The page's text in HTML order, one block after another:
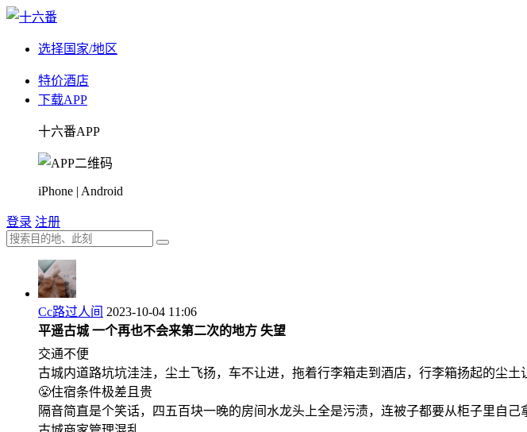
选择国家/地区
特价酒店
下载APP
十六番APP
iPhone | Android
登录 注册
Cc路过人间 2023-10-04 11:06
平遥古城 一个再也不会来第二次的地方 失望
交通不便
古城内道路坑坑洼洼，尘土飞扬，车不让进，拖着行李箱走到酒店，行李箱扬起的尘土
😤住宿条件极差且贵
隔音简直是个笑话，四五百块一晚的房间水龙头上全是污渍，连被子都要从柜子里自